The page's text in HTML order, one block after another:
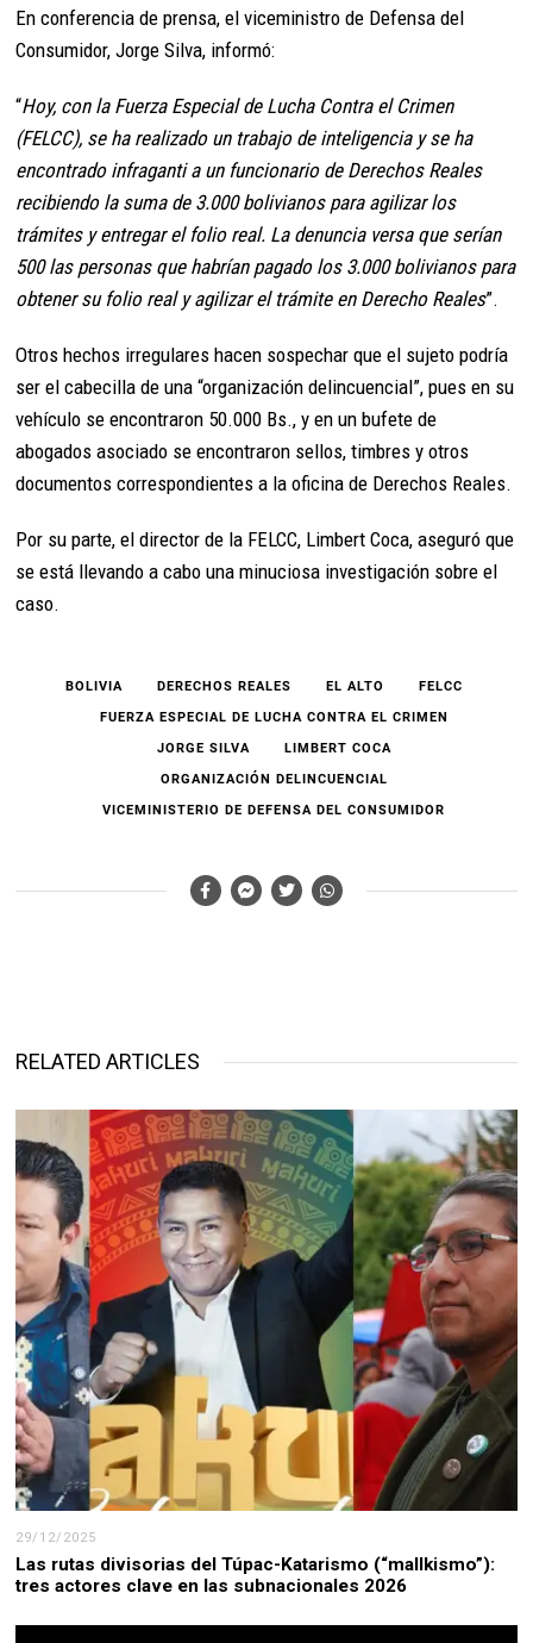
En conferencia de prensa, el viceministro de Defensa del
Consumidor, Jorge Silva, informó:
“Hoy, con la Fuerza Especial de Lucha Contra el Crimen
(FELCC), se ha realizado un trabajo de inteligencia y se ha
encontrado infraganti a un funcionario de Derechos Reales
recibiendo la suma de 3.000 bolivianos para agilizar los
trámites y entregar el folio real. La denuncia versa que serían
500 las personas que habrían pagado los 3.000 bolivianos para
obtener su folio real y agilizar el trámite en Derecho Reales”.
Otros hechos irregulares hacen sospechar que el sujeto podría
ser el cabecilla de una “organización delincuencial”, pues en su
vehículo se encontraron 50.000 Bs., y en un bufete de
abogados asociado se encontraron sellos, timbres y otros
documentos correspondientes a la oficina de Derechos Reales.
Por su parte, el director de la FELCC, Limbert Coca, aseguró que
se está llevando a cabo una minuciosa investigación sobre el
caso.
BOLIVIA DERECHOS REALES EL ALTO
FELCC
FUERZA ESPECIAL DE LUCHA CONTRA EL CRIMEN
JORGE SILVA
LIMBERT COCA
ORGANIZACIÓN DELINCUENCIAL
VICEMINISTERIO DE DEFENSA DEL CONSUMIDOR
RELATED ARTICLES
29/12/2025
Las rutas divisorias del Túpac-Katarismo (“mallkismo”):
tres actores clave en las subnacionales 2026